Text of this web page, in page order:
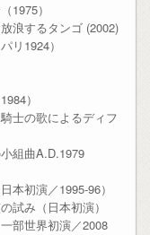
1975）
浪するタンゴ (2002)
リ1924）
）
士の歌によるディフ
組曲A.D.1979
本初演／1995-96）
試み（日本初演）
部世界初演／2008